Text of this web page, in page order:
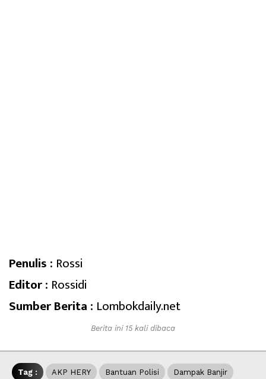
Penulis : Rossi
Editor : Rossidi
Sumber Berita : Lombokdaily.net
Berita ini 15 kali dibaca
Tag : AKP HERY Bantuan Polisi Dampak Banjir